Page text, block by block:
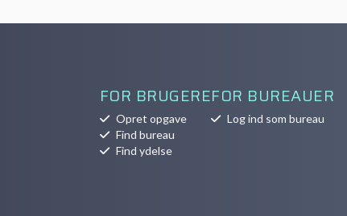
FOR BRUGERE
Opret opgave
Find bureau
Find ydelse
FOR BUREAUER
Log ind som bureau